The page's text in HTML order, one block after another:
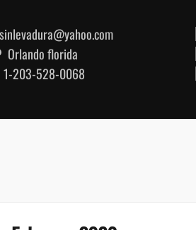
Orlando florida
1-203-528-0068